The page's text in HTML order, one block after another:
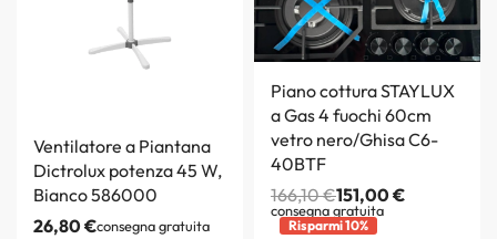
Ventilatore a Piantana
Dictrolux potenza 45 W,
Bianco 586000
26,80€consegna gratuita
Piano cottura STAYLUX
a Gas 4 fuochi 60cm
vetro nero/Ghisa C6-
40BTF
166,10€151,00€
consegna gratuita
Risparmi 10%